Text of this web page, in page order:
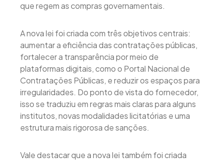
que regem as compras governamentais.
A nova lei foi criada com três objetivos centrais:
aumentar a eficiência das contratações públicas,
fortalecer a transparência por meio de
plataformas digitais, como o Portal Nacional de
Contratações Públicas, e reduzir os espaços para
irregularidades. Do ponto de vista do fornecedor,
isso se traduziu em regras mais claras para alguns
institutos, novas modalidades licitatórias e uma
estrutura mais rigorosa de sanções.
Vale destacar que a nova lei também foi criada